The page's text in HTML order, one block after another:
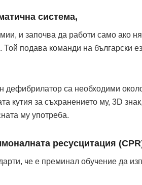
система,
и започва да работи само ако
подава команди на български
дефибрилатор са необходими
кутия за съхранението му, 3D
му употреба.
ресусцитация
че е преминал обучение да